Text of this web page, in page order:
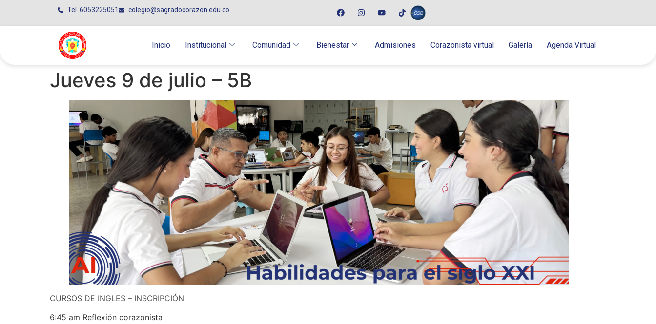
Tel. 6053225051 colegio@sagradocorazon.edu.co
Inicio Institucional Comunidad Bienestar Admisiones Corazonista virtual Galería Agenda Virtual
Jueves 9 de julio – 5B
CURSOS DE INGLES – INSCRIPCIÓN
6:45 am Reflexión corazonista